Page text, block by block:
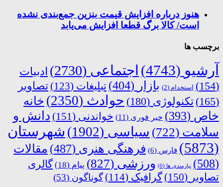
هنوز درباره افزایش قیمت بنزین جمع‌بندی نشده
است/ کالا برگ قطعا افزایش می‌یابد
برچسب ها
آرشیو (4743) اجتماعی (2730)
ادبیات
(154)
استخدام (2) بازار (404) تبلیغات (123)
تصاویر
(165)
تکنولوژی (180) حوادث (2350)
خانه
خاص (393) خبر فوری (11) خواندنی (151)
دانش و
سلامت (722) سیاسی (1902)
شهرستان
(5873)
فارس (6) فرهنگی هنری (487)
مقالات
(508)
نیازمندی ها (0) ورزشی (827) پیام (18)
گالری
تصاویر (150) گرافیک (114) گوناگون (53)